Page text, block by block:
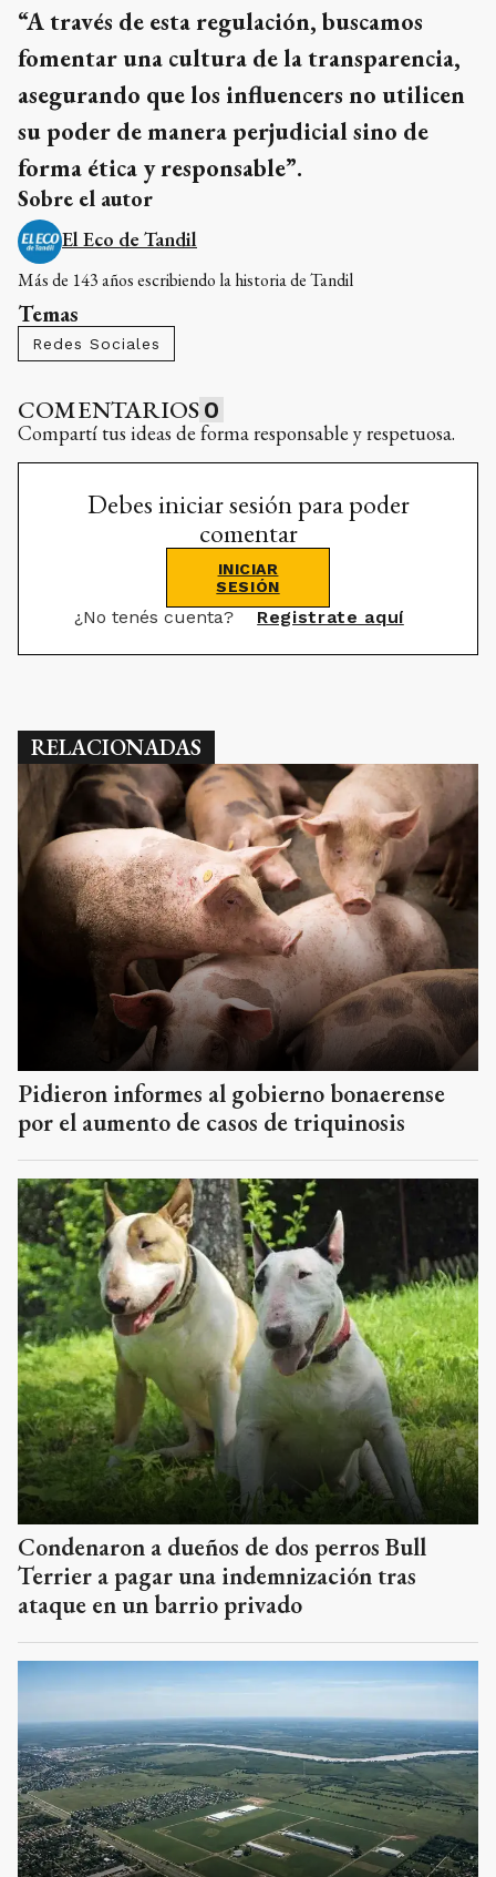
“A través de esta regulación, buscamos
fomentar una cultura de la transparencia,
asegurando que los influencers no utilicen
su poder de manera perjudicial sino de
forma ética y responsable”.
Sobre el autor
El Eco de Tandil
Más de 143 años escribiendo la historia de Tandil
Temas
Redes Sociales
COMENTARIOS 0
Compartí tus ideas de forma responsable y respetuosa.
Debes iniciar sesión para poder
comentar
INICIAR
SESIÓN
¿No tenés cuenta? Registrate aquí
RELACIONADAS
Pidieron informes al gobierno bonaerense
por el aumento de casos de triquinosis
Condenaron a dueños de dos perros Bull
Terrier a pagar una indemnización tras
ataque en un barrio privado